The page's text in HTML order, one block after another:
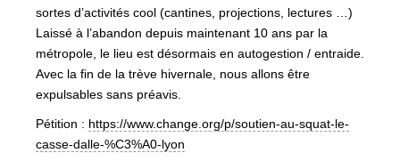
sortes d’activités cool (cantines, projections, lectures …)
Laissé à l’abandon depuis maintenant 10 ans par la
métropole, le lieu est désormais en autogestion / entraide.
Avec la fin de la trève hivernale, nous allons être
expulsables sans préavis.
Pétition : https://www.change.org/p/soutien-au-squat-le-
casse-dalle-%C3%A0-lyon